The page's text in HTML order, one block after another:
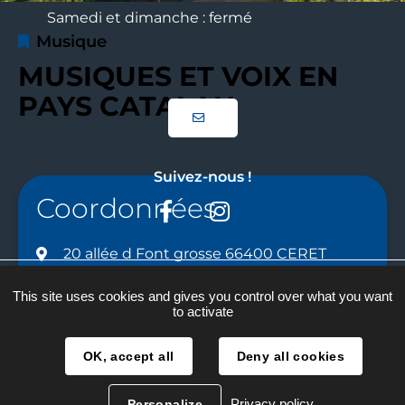
Musique
MUSIQUES ET VOIX EN
PAYS CATALAN
Coordonnées
20 allée d Font grosse 66400 CERET
06 31 14 77 14 / 06 99 88 90 43
Samedi et dimanche : fermé
Suivez-nous !
Facebook
Mentions légales
Traitement des données
Accessibilité
This site uses cookies and gives you control over what you want
to activate
OK, accept all Deny all cookies